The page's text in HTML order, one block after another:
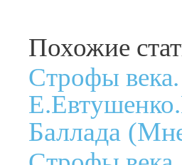
Похожие
Строфы
Баллада